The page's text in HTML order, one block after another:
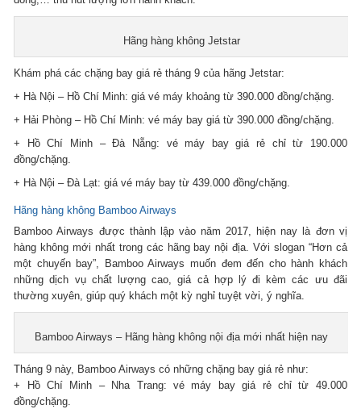
Hãng hàng không Jetstar
Khám phá các chặng bay giá rẻ tháng 9 của hãng Jetstar:
+ Hà Nội – Hồ Chí Minh: giá vé máy khoảng từ 390.000 đồng/chặng.
+ Hải Phòng – Hồ Chí Minh: vé máy bay giá từ 390.000 đồng/chặng.
+ Hồ Chí Minh – Đà Nẵng: vé máy bay giá rẻ chỉ từ 190.000
đồng/chặng.
+ Hà Nội – Đà Lạt: giá vé máy bay từ 439.000 đồng/chặng.
Hãng hàng không Bamboo Airways
Bamboo Airways được thành lập vào năm 2017, hiện nay là đơn vị
hàng không mới nhất trong các hãng bay nội địa. Với slogan “Hơn cả
một chuyến bay”, Bamboo Airways muốn đem đến cho hành khách
những dịch vụ chất lượng cao, giá cả hợp lý đi kèm các ưu đãi
thường xuyên, giúp quý khách một kỳ nghỉ tuyệt vời, ý nghĩa.
Bamboo Airways – Hãng hàng không nội địa mới nhất hiện nay
Tháng 9 này, Bamboo Airways có những chặng bay giá rẻ như:
+ Hồ Chí Minh – Nha Trang: vé máy bay giá rẻ chỉ từ 49.000
đồng/chặng.